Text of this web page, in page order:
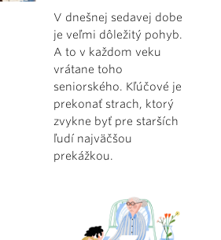
V dnešnej sedavej dobe
je veľmi dôležitý pohyb.
A to v každom veku
vrátane toho
seniorského. Kľúčové je
prekonať strach, ktorý
zvykne byť pre starších
ľudí najväčšou
prekážkou.